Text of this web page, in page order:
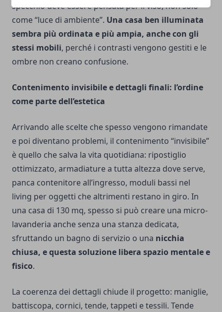
specchio deve essere pensata per il viso, non solo
come “luce di ambiente”. Una casa ben illuminata
sembra più ordinata e più ampia, anche con gli
stessi mobili, perché i contrasti vengono gestiti e le
ombre non creano confusione.
Contenimento invisibile e dettagli finali: l’ordine
come parte dell’estetica
Arrivando alle scelte che spesso vengono rimandate
e poi diventano problemi, il contenimento “invisibile”
è quello che salva la vita quotidiana: ripostiglio
ottimizzato, armadiature a tutta altezza dove serve,
panca contenitore all’ingresso, moduli bassi nel
living per oggetti che altrimenti restano in giro. In
una casa di 130 mq, spesso si può creare una micro-
lavanderia anche senza una stanza dedicata,
sfruttando un bagno di servizio o una nicchia
chiusa, e questa soluzione libera spazio mentale e
fisico.
La coerenza dei dettagli chiude il progetto: maniglie,
battiscopa, cornici, tende, tappeti e tessili. Tende